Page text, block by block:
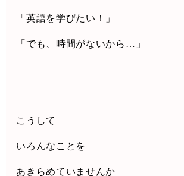
「英語を学びたい！」
「でも、時間がないから … 」
こうして
いろんなことを
あきらめていませんか